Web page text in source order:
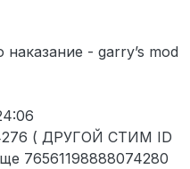
- garry’s mod
( ДРУГОЙ СТИМ ID
76561198888074280